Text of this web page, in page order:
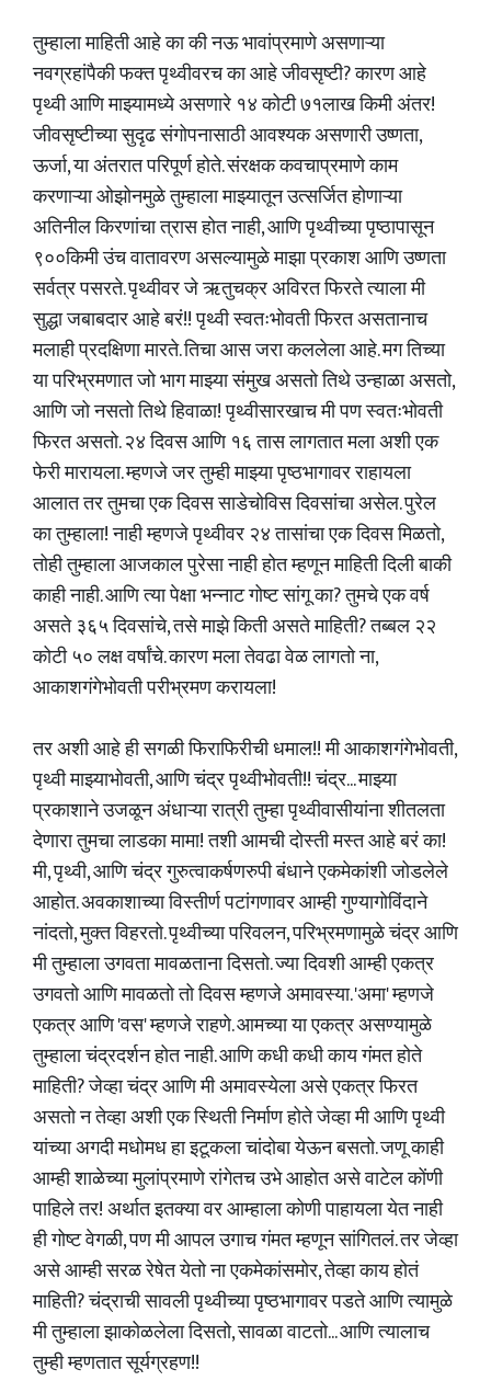
तुम्हाला माहिती आहे का की नऊ भावांप्रमाणे असणाऱ्या
नवग्रहांपैकी फक्त पृथ्वीवरच का आहे जीवसृष्टी? कारण आहे
पृथ्वी आणि माझ्यामध्ये असणारे १४ कोटी ७१लाख किमी अंतर!
जीवसृष्टीच्या सुदृढ संगोपनासाठी आवश्यक असणारी उष्णता,
ऊर्जा, या अंतरात परिपूर्ण होते. संरक्षक कवचाप्रमाणे काम
करणाऱ्या ओझोनमुळे तुम्हाला माझ्यातून उत्सर्जित होणाऱ्या
अतिनील किरणांचा त्रास होत नाही, आणि पृथ्वीच्या पृष्ठापासून
९००किमी उंच वातावरण असल्यामुळे माझा प्रकाश आणि उष्णता
सर्वत्र पसरते. पृथ्वीवर जे ऋतुचक्र अविरत फिरते त्याला मी
सुद्धा जबाबदार आहे बरं!! पृथ्वी स्वतःभोवती फिरत असतानाच
मलाही प्रदक्षिणा मारते. तिचा आस जरा कललेला आहे. मग तिच्या
या परिभ्रमणात जो भाग माझ्या संमुख असतो तिथे उन्हाळा असतो,
आणि जो नसतो तिथे हिवाळा! पृथ्वीसारखाच मी पण स्वतःभोवती
फिरत असतो. २४ दिवस आणि १६ तास लागतात मला अशी एक
फेरी मारायला. म्हणजे जर तुम्ही माझ्या पृष्ठभागावर राहायला
आलात तर तुमचा एक दिवस साडेचोविस दिवसांचा असेल. पुरेल
का तुम्हाला! नाही म्हणजे पृथ्वीवर २४ तासांचा एक दिवस मिळतो,
तोही तुम्हाला आजकाल पुरेसा नाही होत म्हणून माहिती दिली बाकी
काही नाही. आणि त्या पेक्षा भन्नाट गोष्ट सांगू का? तुमचे एक वर्ष
असते ३६५ दिवसांचे, तसे माझे किती असते माहिती? तब्बल २२
कोटी ५० लक्ष वर्षांचे. कारण मला तेवढा वेळ लागतो ना,
आकाशगंगेभोवती परीभ्रमण करायला!
तर अशी आहे ही सगळी फिराफिरीची धमाल!! मी आकाशगंगेभोवती,
पृथ्वी माझ्याभोवती, आणि चंद्र पृथ्वीभोवती!! चंद्र... माझ्या
प्रकाशाने उजळून अंधाऱ्या रात्री तुम्हा पृथ्वीवासीयांना शीतलता
देणारा तुमचा लाडका मामा! तशी आमची दोस्ती मस्त आहे बरं का!
मी, पृथ्वी, आणि चंद्र गुरुत्वाकर्षणरुपी बंधाने एकमेकांशी जोडलेले
आहोत. अवकाशाच्या विस्तीर्ण पटांगणावर आम्ही गुण्यागोविंदाने
नांदतो, मुक्त विहरतो. पृथ्वीच्या परिवलन, परिभ्रमणामुळे चंद्र आणि
मी तुम्हाला उगवता मावळताना दिसतो. ज्या दिवशी आम्ही एकत्र
उगवतो आणि मावळतो तो दिवस म्हणजे अमावस्या. 'अमा' म्हणजे
एकत्र आणि 'वस' म्हणजे राहणे. आमच्या या एकत्र असण्यामुळे
तुम्हाला चंद्रदर्शन होत नाही. आणि कधी कधी काय गंमत होते
माहिती? जेव्हा चंद्र आणि मी अमावस्येला असे एकत्र फिरत
असतो न तेव्हा अशी एक स्थिती निर्माण होते जेव्हा मी आणि पृथ्वी
यांच्या अगदी मधोमध हा इटूकला चांदोबा येऊन बसतो. जणू काही
आम्ही शाळेच्या मुलांप्रमाणे रांगेतच उभे आहोत असे वाटेल कोंणी
पाहिले तर! अर्थात इतक्या वर आम्हाला कोणी पाहायला येत नाही
ही गोष्ट वेगळी, पण मी आपल उगाच गंमत म्हणून सांगितलं. तर जेव्हा
असे आम्ही सरळ रेषेत येतो ना एकमेकांसमोर, तेव्हा काय होतं
माहिती? चंद्राची सावली पृथ्वीच्या पृष्ठभागावर पडते आणि त्यामुळे
मी तुम्हाला झाकोळलेला दिसतो, सावळा वाटतो... आणि त्यालाच
तुम्ही म्हणतात सूर्यग्रहण!!